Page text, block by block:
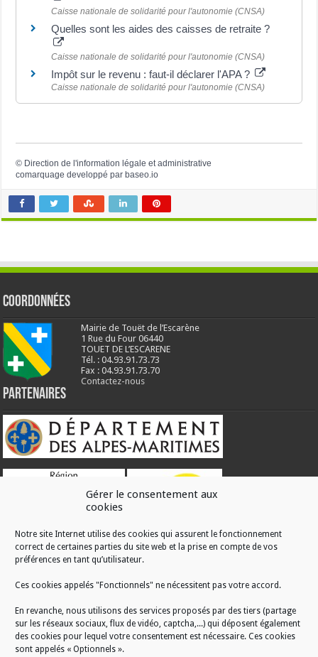
Gérer le consentement aux
cookies
Notre site Internet utilise des cookies qui assurent le fonctionnement
correct de certaines parties du site web et la prise en compte de vos
préférences en tant qu’utilisateur.
Ces cookies appelés "Fonctionnels" ne nécessitent pas votre accord.
En revanche, nous utilisons des services proposés par des tiers (partage
sur les réseaux sociaux, flux de vidéo, captcha,...) qui déposent également
des cookies pour lequel votre consentement est nécessaire. Ces cookies
sont appelés « Optionnels ».
Caisse nationale de solidarité pour l'autonomie (CNSA)
Quelles sont les aides des caisses de retraite ?
Caisse nationale de solidarité pour l'autonomie (CNSA)
Impôt sur le revenu : faut-il déclarer l'APA ?
Caisse nationale de solidarité pour l'autonomie (CNSA)
© Direction de l'information légale et administrative
comarquage developpé par baseo.io
Coordonnées
Mairie de Touët de l’Escarène
1 Rue du Four 06440
TOUET DE L’ESCARENE
Tél. : 04.93.91.73.73
Fax : 04.93.91.73.70
Contactez-nous
Partenaires
RÉALISATION